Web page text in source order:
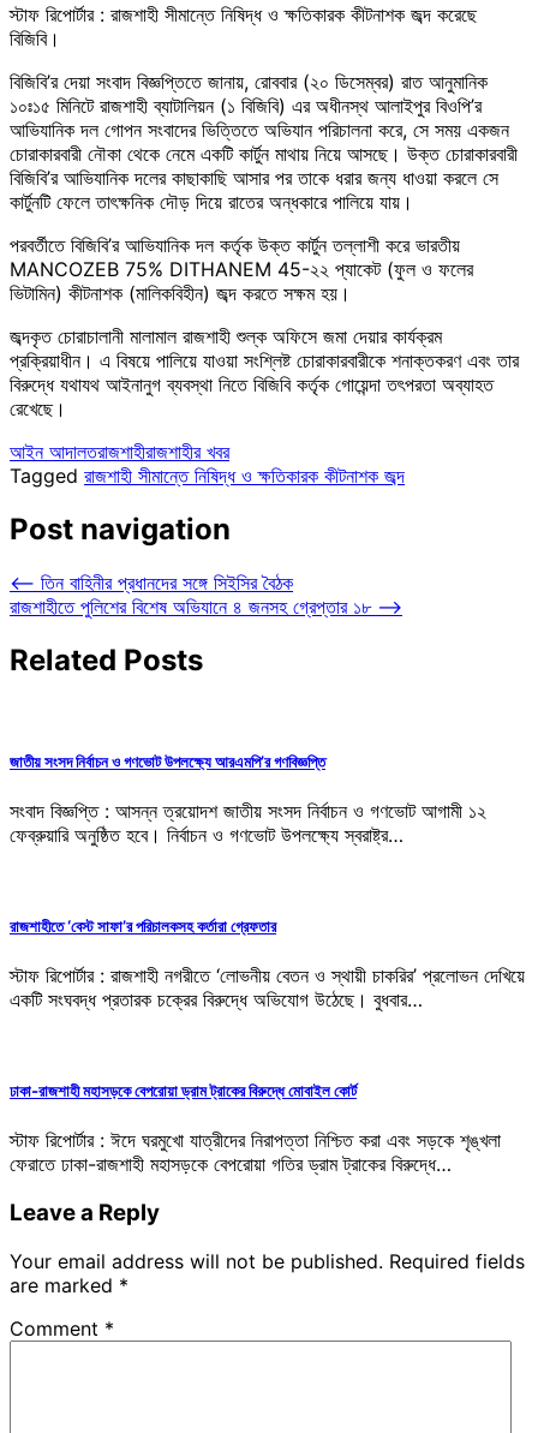
স্টাফ রিপোর্টার : রাজশাহী সীমান্তে নিষিদ্ধ ও ক্ষতিকারক কীটনাশক জব্দ করেছে
বিজিবি।
বিজিবি’র দেয়া সংবাদ বিজ্ঞপ্তিতে জানায়, রোববার (২০ ডিসেম্বর) রাত আনুমানিক
১০ঃ১৫ মিনিটে রাজশাহী ব্যাটালিয়ন (১ বিজিবি) এর অধীনস্থ আলাইপুর বিওপি’র
আভিযানিক দল গোপন সংবাদের ভিত্তিতে অভিযান পরিচালনা করে, সে সময় একজন
চোরাকারবারী নৌকা থেকে নেমে একটি কার্টুন মাথায় নিয়ে আসছে। উক্ত চোরাকারবারী
বিজিবি’র আভিযানিক দলের কাছাকাছি আসার পর তাকে ধরার জন্য ধাওয়া করলে সে
কার্টুনটি ফেলে তাৎক্ষনিক দৌড় দিয়ে রাতের অন্ধকারে পালিয়ে যায়।
পরবর্তীতে বিজিবি’র আভিযানিক দল কর্তৃক উক্ত কার্টুন তল্লাশী করে ভারতীয়
MANCOZEB 75% DITHANEM 45-২২ প্যাকেট (ফুল ও ফলের
ভিটামিন) কীটনাশক (মালিকবিহীন) জব্দ করতে সক্ষম হয়।
জব্দকৃত চোরাচালানী মালামাল রাজশাহী শুল্ক অফিসে জমা দেয়ার কার্যক্রম
প্রক্রিয়াধীন। এ বিষয়ে পালিয়ে যাওয়া সংশ্লিষ্ট চোরাকারবারীকে শনাক্তকরণ এবং তার
বিরুদ্ধে যথাযথ আইনানুগ ব্যবস্থা নিতে বিজিবি কর্তৃক গোয়েন্দা তৎপরতা অব্যাহত
রেখেছে।
আইন আদালতরাজশাহীরাজশাহীর খবর
Tagged রাজশাহী সীমান্তে নিষিদ্ধ ও ক্ষতিকারক কীটনাশক জব্দ
Post navigation
⟵ তিন বাহিনীর প্রধানদের সঙ্গে সিইসির বৈঠক
রাজশাহীতে পুলিশের বিশেষ অভিযানে ৪ জনসহ গ্রেপ্তার ১৮ ⟶
Related Posts
জাতীয় সংসদ নির্বাচন ও গণভোট উপলক্ষ্যে আরএমপি’র গণবিজ্ঞপ্তি
সংবাদ বিজ্ঞপ্তি : আসন্ন ত্রয়োদশ জাতীয় সংসদ নির্বাচন ও গণভোট আগামী ১২
ফেব্রুয়ারি অনুষ্ঠিত হবে। নির্বাচন ও গণভোট উপলক্ষ্যে স্বরাষ্ট্র…
রাজশাহীতে ‘বেস্ট সাফা’র পরিচালকসহ কর্তারা গ্রেফতার
স্টাফ রিপোর্টার : রাজশাহী নগরীতে ‘লোভনীয় বেতন ও স্থায়ী চাকরির’ প্রলোভন দেখিয়ে
একটি সংঘবদ্ধ প্রতারক চক্রের বিরুদ্ধে অভিযোগ উঠেছে। বুধবার…
ঢাকা-রাজশাহী মহাসড়কে বেপরোয়া ড্রাম ট্রাকের বিরুদ্ধে মোবাইল কোর্ট
স্টাফ রিপোর্টার : ঈদে ঘরমুখো যাত্রীদের নিরাপত্তা নিশ্চিত করা এবং সড়কে শৃঙ্খলা
ফেরাতে ঢাকা-রাজশাহী মহাসড়কে বেপরোয়া গতির ড্রাম ট্রাকের বিরুদ্ধে…
Leave a Reply
Your email address will not be published. Required fields
are marked *
Comment *